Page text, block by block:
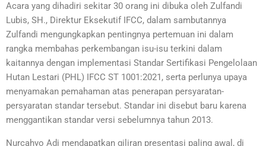
Acara yang dihadiri sekitar 30 orang ini dibuka oleh Zulfandi
Lubis, SH., Direktur Eksekutif IFCC, dalam sambutannya
Zulfandi mengungkapkan pentingnya pertemuan ini dalam
rangka membahas perkembangan isu-isu terkini dalam
kaitannya dengan implementasi Standar Sertifikasi Pengelolaan
Hutan Lestari (PHL) IFCC ST 1001:2021, serta perlunya upaya
menyamakan pemahaman atas penerapan persyaratan-
persyaratan standar tersebut. Standar ini disebut baru karena
menggantikan standar versi sebelumnya tahun 2013.
Nurcahyo Adi mendapatkan giliran presentasi paling awal, di